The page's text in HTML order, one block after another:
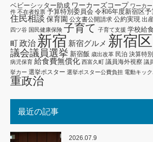
ベビーシッター助成 ワーカーズコープ ワーカ
件 不在者投票 予算特別委員会 令和6年度新宿区予
住民相談 保育園 公文書公開請求 公約実現 出
四ツ谷 国民健康保険 子育て 子育て支援 学校給食
町政治 新宿 新宿グルメ 新宿区
議会議員選挙 新宿飯 歳出改革 民泊 決算特
病児保育 給食費無償化 西富久町 議員海外視察 議
挙カー 選挙ポスター 選挙ポスター公費負担 電動キッ
重政治
最近の記事
2026.07.9